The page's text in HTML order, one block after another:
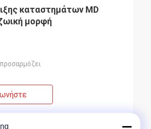
καταστημάτων MD
μορφή